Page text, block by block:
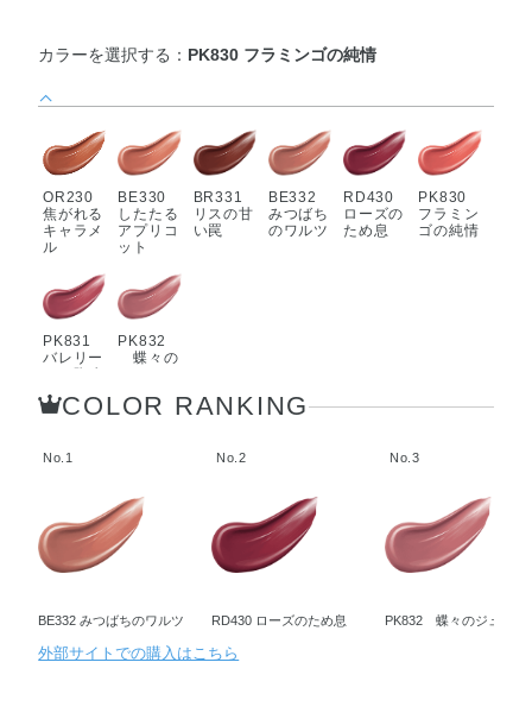
カラーを選択する： PK830 フラミンゴの純情
OR230
焦がれる
キャラメ
ル
BE330
したたる
アプリコ
ット
BR331
リスの甘
い罠
BE332
みつばち
のワルツ
RD430
ローズの
ため息
PK830
フラミン
ゴの純情
PK831
バレリー
PK832
蝶々の
COLOR RANKING
No.1
BE332 みつばちのワルツ
No.2
RD430 ローズのため息
No.3
PK832 蝶々のジュッテ
外部サイトでの購入はこちら